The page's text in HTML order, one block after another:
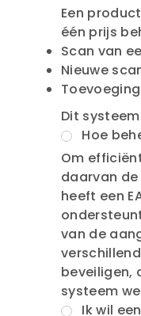
Een
één prijs
Scan van
Nieuwe
Dit
Hoe
Om
daarvan
heeft een
van de
beveiligen,
systeem
Ik wil